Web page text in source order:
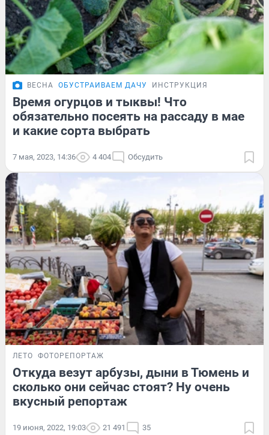
ВЕСНА ОБУСТРАИВАЕМ ДАЧУ ИНСТРУКЦИЯ
Время огурцов и тыквы! Что
обязательно посеять на рассаду в мае
и какие сорта выбрать
7 мая, 2023, 14:36 4 404 Обсудить
ЛЕТО ФОТОРЕПОРТАЖ
Откуда везут арбузы, дыни в Тюмень и
сколько они сейчас стоят? Ну очень
вкусный репортаж
19 июня, 2022, 19:03 21 491 35